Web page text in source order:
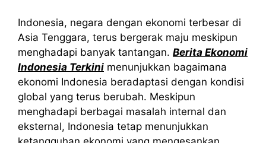
Indonesia, negara dengan ekonomi terbesar di
Asia Tenggara, terus bergerak maju meskipun
menghadapi banyak tantangan. Berita Ekonomi
Indonesia Terkini menunjukkan bagaimana
ekonomi Indonesia beradaptasi dengan kondisi
global yang terus berubah. Meskipun
menghadapi berbagai masalah internal dan
eksternal, Indonesia tetap menunjukkan